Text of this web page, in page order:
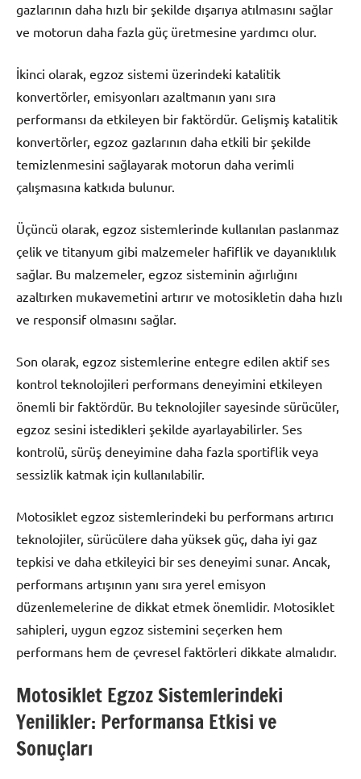
gazlarının daha hızlı bir şekilde dışarıya atılmasını sağlar
ve motorun daha fazla güç üretmesine yardımcı olur.
İkinci olarak, egzoz sistemi üzerindeki katalitik
konvertörler, emisyonları azaltmanın yanı sıra
performansı da etkileyen bir faktördür. Gelişmiş katalitik
konvertörler, egzoz gazlarının daha etkili bir şekilde
temizlenmesini sağlayarak motorun daha verimli
çalışmasına katkıda bulunur.
Üçüncü olarak, egzoz sistemlerinde kullanılan paslanmaz
çelik ve titanyum gibi malzemeler hafiflik ve dayanıklılık
sağlar. Bu malzemeler, egzoz sisteminin ağırlığını
azaltırken mukavemetini artırır ve motosikletin daha hızlı
ve responsif olmasını sağlar.
Son olarak, egzoz sistemlerine entegre edilen aktif ses
kontrol teknolojileri performans deneyimini etkileyen
önemli bir faktördür. Bu teknolojiler sayesinde sürücüler,
egzoz sesini istedikleri şekilde ayarlayabilirler. Ses
kontrolü, sürüş deneyimine daha fazla sportiflik veya
sessizlik katmak için kullanılabilir.
Motosiklet egzoz sistemlerindeki bu performans artırıcı
teknolojiler, sürücülere daha yüksek güç, daha iyi gaz
tepkisi ve daha etkileyici bir ses deneyimi sunar. Ancak,
performans artışının yanı sıra yerel emisyon
düzenlemelerine de dikkat etmek önemlidir. Motosiklet
sahipleri, uygun egzoz sistemini seçerken hem
performans hem de çevresel faktörleri dikkate almalıdır.
Motosiklet Egzoz Sistemlerindeki
Yenilikler: Performansa Etkisi ve
Sonuçları